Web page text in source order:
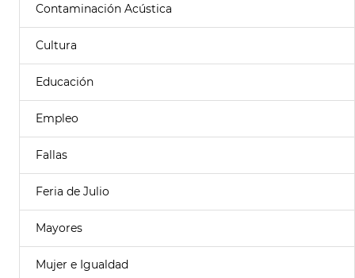
Contaminación Acústica
Cultura
Educación
Empleo
Fallas
Feria de Julio
Mayores
Mujer e Igualdad